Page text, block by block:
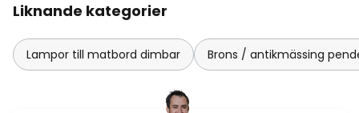
Liknande kategorier
Lampor till matbord dimbar Brons / antikmässing